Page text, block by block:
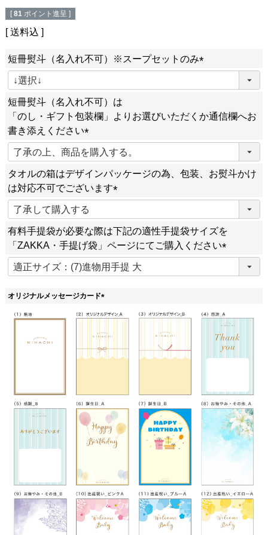
[ 81 ポイント進呈 ]
送料込
短冊熨斗（名入れ不可）※スープセットのみ
必
)
短冊熨斗（名入れ不可）は
「のし・ギフト包装欄」よりお選びいただくか通信欄へお
書き添えください
(
必
須
)
タオルの箱はデザインパッケージの為、包装、お熨斗かけ
は対応不可でございます
必
須
)
有料手提袋が必要な際は下記の適性手提袋サイズを
「ZAKKA・手提げ袋」ページにてご購入ください
必
オリジナルメッセージカード
必